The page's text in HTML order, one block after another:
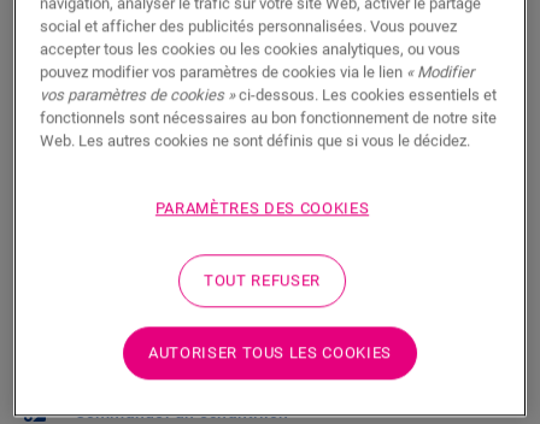
vous posez des questions ? Il y a toujours un
revendeur Quick-Step à proximité.
Pas sûr que ce sol corresponde à votre
style et à vos besoins ?
Afficher dans votre pièce
Commander un échantillon
social et afficher des publicités personnalisées. Vous pouvez
accepter tous les cookies ou les cookies analytiques, ou vous
pouvez modifier vos paramètres de cookies via le lien « Modifier
vos paramètres de cookies »ci-dessous. Les cookies essentiels et
fonctionnels sont nécessaires au bon fonctionnement de notre site
Web. Les autres cookies ne sont définis que si vous le décidez.
PARAMÈTRES DES COOKIES
TOUT REFUSER
AUTORISER TOUS LES COOKIES